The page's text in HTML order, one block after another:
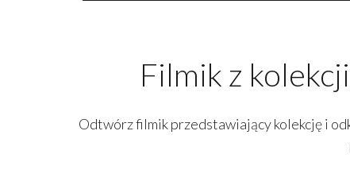
Filmik z
Odtwórz filmik przedstawiający kolekcję i